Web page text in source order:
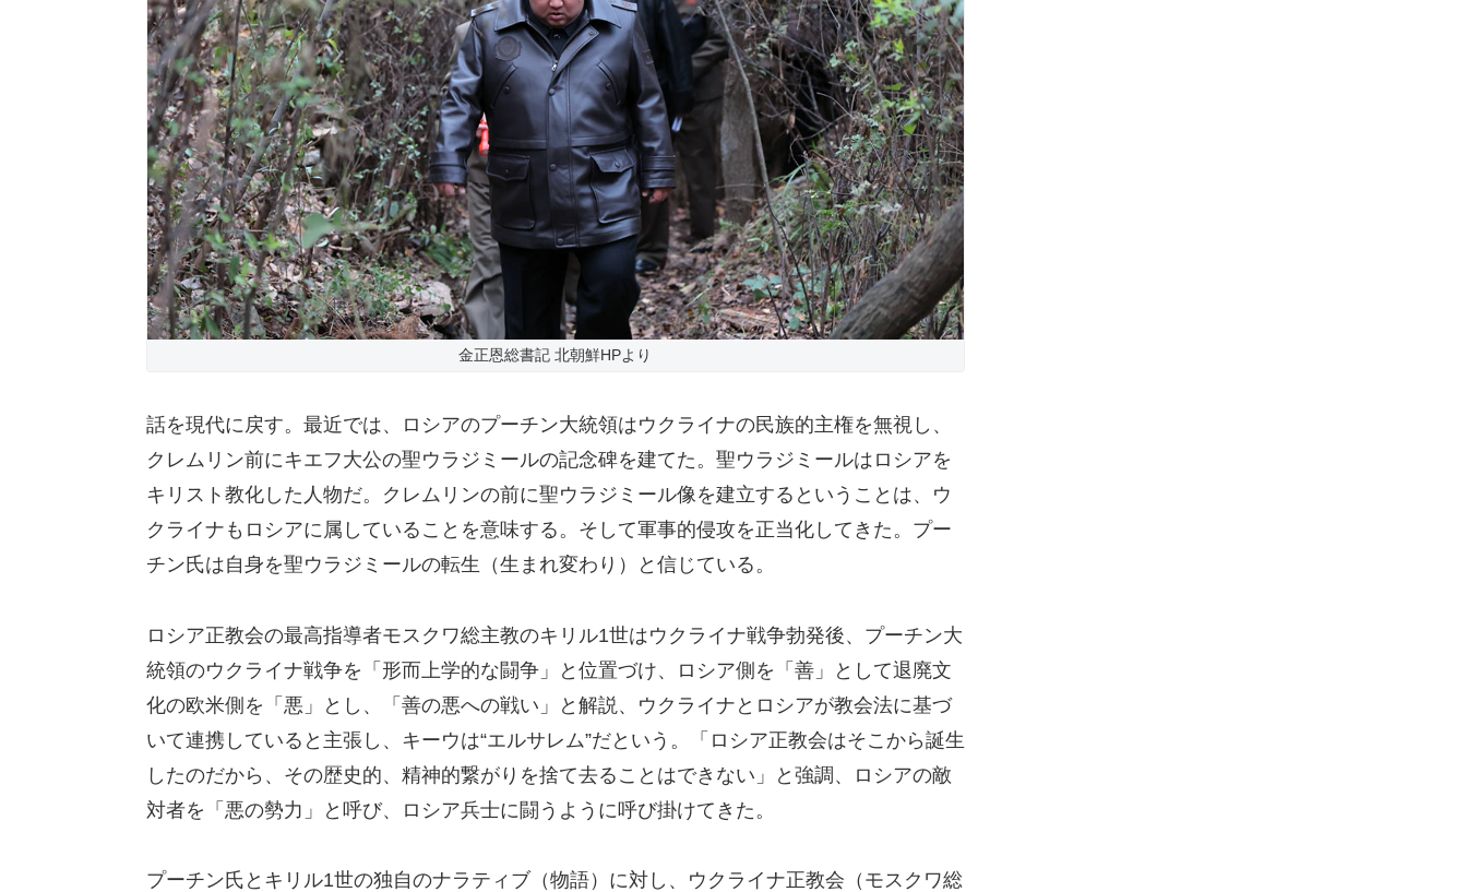
金正恩総書記 北朝鮮HPより
話を現代に戻す。最近では、ロシアのプーチン大統領はウクライナの民族的主権を無視し、
クレムリン前にキエフ大公の聖ウラジミールの記念碑を建てた。聖ウラジミールはロシアを
キリスト教化した人物だ。クレムリンの前に聖ウラジミール像を建立するということは、ウ
クライナもロシアに属していることを意味する。そして軍事的侵攻を正当化してきた。プー
チン氏は自身を聖ウラジミールの転生（生まれ変わり）と信じている。
ロシア正教会の最高指導者モスクワ総主教のキリル1世はウクライナ戦争勃発後、プーチン大
統領のウクライナ戦争を「形而上学的な闘争」と位置づけ、ロシア側を「善」として退廃文
化の欧米側を「悪」とし、「善の悪への戦い」と解説、ウクライナとロシアが教会法に基づ
いて連携していると主張し、キーウは“エルサレム”だという。「ロシア正教会はそこから誕生
したのだから、その歴史的、精神的繋がりを捨て去ることはできない」と強調、ロシアの敵
対者を「悪の勢力」と呼び、ロシア兵士に闘うように呼び掛けてきた。
プーチン氏とキリル1世の独自のナラティブ（物語）に対し、ウクライナ正教会（モスクワ総